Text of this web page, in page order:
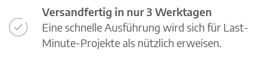
Versandfertig in nur 3 Werktagen
Eine schnelle Ausführung wird sich für Last-
Minute-Projekte als nützlich erweisen.